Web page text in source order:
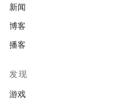
新闻
博客
播客
发现
游戏